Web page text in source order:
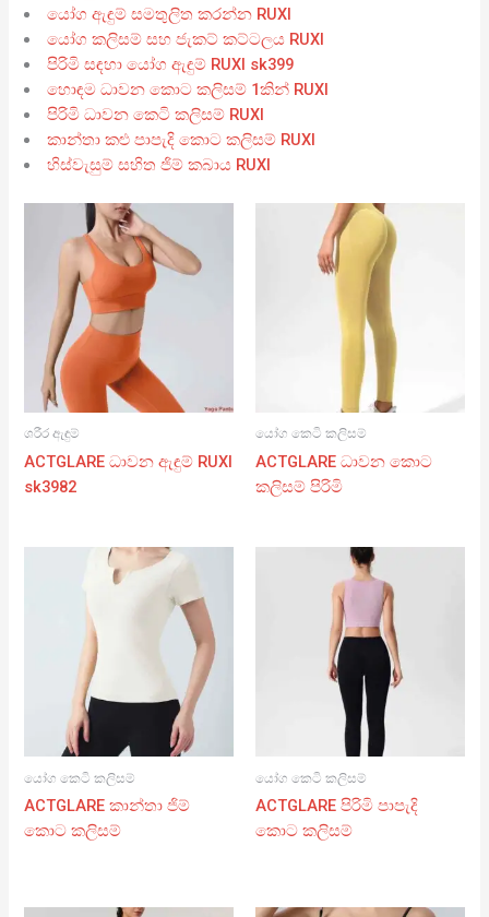
යෝග ඇඳුම් සමතුලිත කරන්න RUXI
යෝග කලිසම් සහ ජැකට් කට්ටලය RUXI
පිරිමි සඳහා යෝග ඇඳුම් RUXI sk399
හොඳම ධාවන කොට කලිසම් 1කින් RUXI
පිරිමි ධාවන කෙටි කලිසම් RUXI
කාන්තා කළු පාපැදි කොට කලිසම් RUXI
හිස්වැසුම් සහිත ජිම් කබාය RUXI
ශරීර ඇඳුම්
ACTGLARE ධාවන ඇඳුම් RUXI
sk3982
යෝග කෙටි කලිසම්
ACTGLARE ධාවන කොට
කලිසම් පිරිමි
යෝග කෙටි කලිසම්
ACTGLARE කාන්තා ජිම්
කොට කලිසම්
යෝග කෙටි කලිසම්
ACTGLARE පිරිමි පාපැදි
කොට කලිසම්